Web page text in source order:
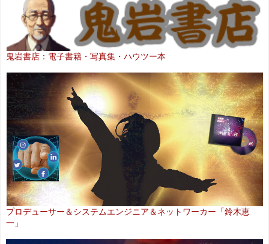
鬼岩書店：電子書籍・写真集・ハウツー本
プロデューサー＆システムエンジニア＆ネットワーカー「鈴木恵
一」